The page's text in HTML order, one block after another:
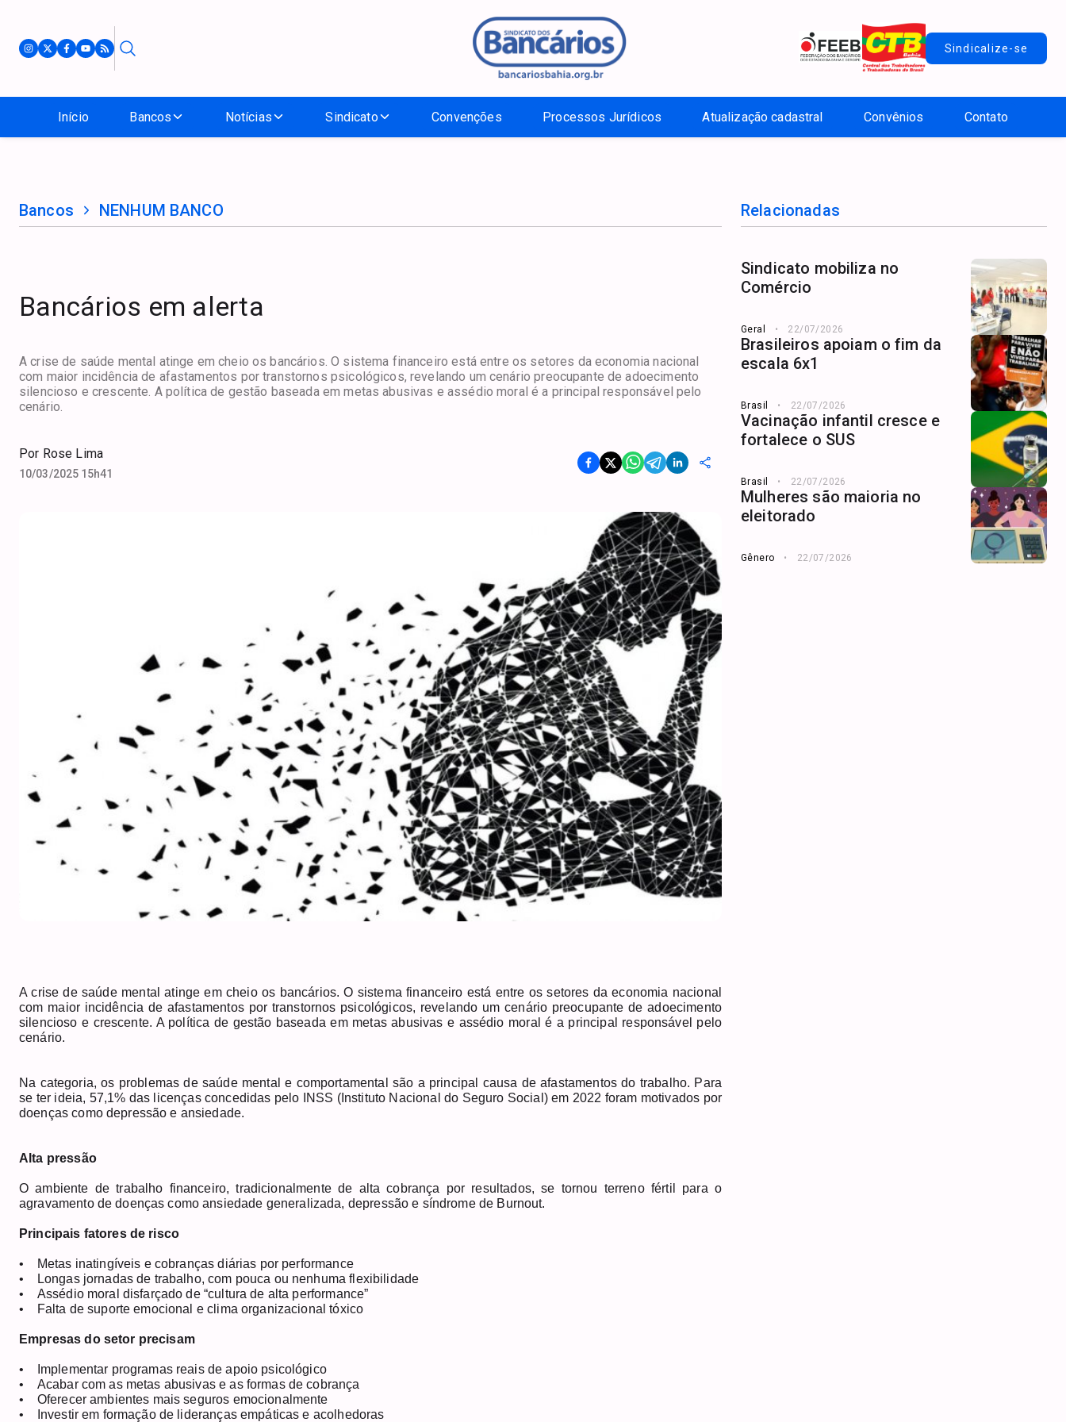
Sindicalize-se
Início Bancos Notícias Sindicato Convenções Processos Jurídicos Atualização cadastral Convênios Contato
Bancos NENHUM BANCO
Bancários em alerta
A crise de saúde mental atinge em cheio os bancários. O sistema financeiro está entre os setores da economia nacional
com maior incidência de afastamentos por transtornos psicológicos, revelando um cenário preocupante de adoecimento
silencioso e crescente. A política de gestão baseada em metas abusivas e assédio moral é a principal responsável pelo
cenário.
Por Rose Lima
10/03/2025 15h41
A crise de saúde mental atinge em cheio os bancários. O sistema financeiro está entre os setores da economia nacional
com maior incidência de afastamentos por transtornos psicológicos, revelando um cenário preocupante de adoecimento
silencioso e crescente. A política de gestão baseada em metas abusivas e assédio moral é a principal responsável pelo
cenário.
Na categoria, os problemas de saúde mental e comportamental são a principal causa de afastamentos do trabalho. Para
se ter ideia, 57,1% das licenças concedidas pelo INSS (Instituto Nacional do Seguro Social) em 2022 foram motivados por
doenças como depressão e ansiedade.
Alta pressão
O ambiente de trabalho financeiro, tradicionalmente de alta cobrança por resultados, se tornou terreno fértil para o
agravamento de doenças como ansiedade generalizada, depressão e síndrome de Burnout.
Principais fatores de risco
• Metas inatingíveis e cobranças diárias por performance
• Longas jornadas de trabalho, com pouca ou nenhuma flexibilidade
• Assédio moral disfarçado de “cultura de alta performance”
• Falta de suporte emocional e clima organizacional tóxico
Empresas do setor precisam
• Implementar programas reais de apoio psicológico
• Acabar com as metas abusivas e as formas de cobrança
• Oferecer ambientes mais seguros emocionalmente
• Investir em formação de lideranças empáticas e acolhedoras
Relacionadas
Sindicato mobiliza no
Comércio
Geral 22/07/2026
Brasileiros apoiam o fim da
escala 6x1
Brasil 22/07/2026
Vacinação infantil cresce e
fortalece o SUS
Brasil 22/07/2026
Mulheres são maioria no
eleitorado
Gênero 22/07/2026